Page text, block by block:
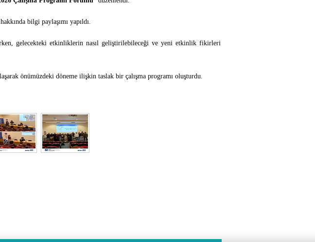
bilgi paylaşımı yapıldı.
gelecekteki etkinliklerin nasıl geliştirilebileceği ve yeni etkinlik fikirleri
önümüzdeki döneme ilişkin taslak bir çalışma programı oluşturdu.